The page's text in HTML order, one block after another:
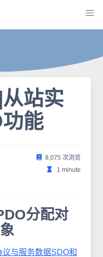
站实
能
8,075 次浏览
1 minute
分配对
议与服务数据SDO和